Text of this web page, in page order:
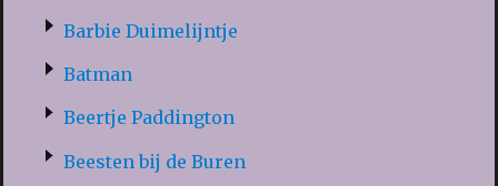
Barbie Duimelijntje
Batman
Beertje Paddington
Beesten bij de Buren